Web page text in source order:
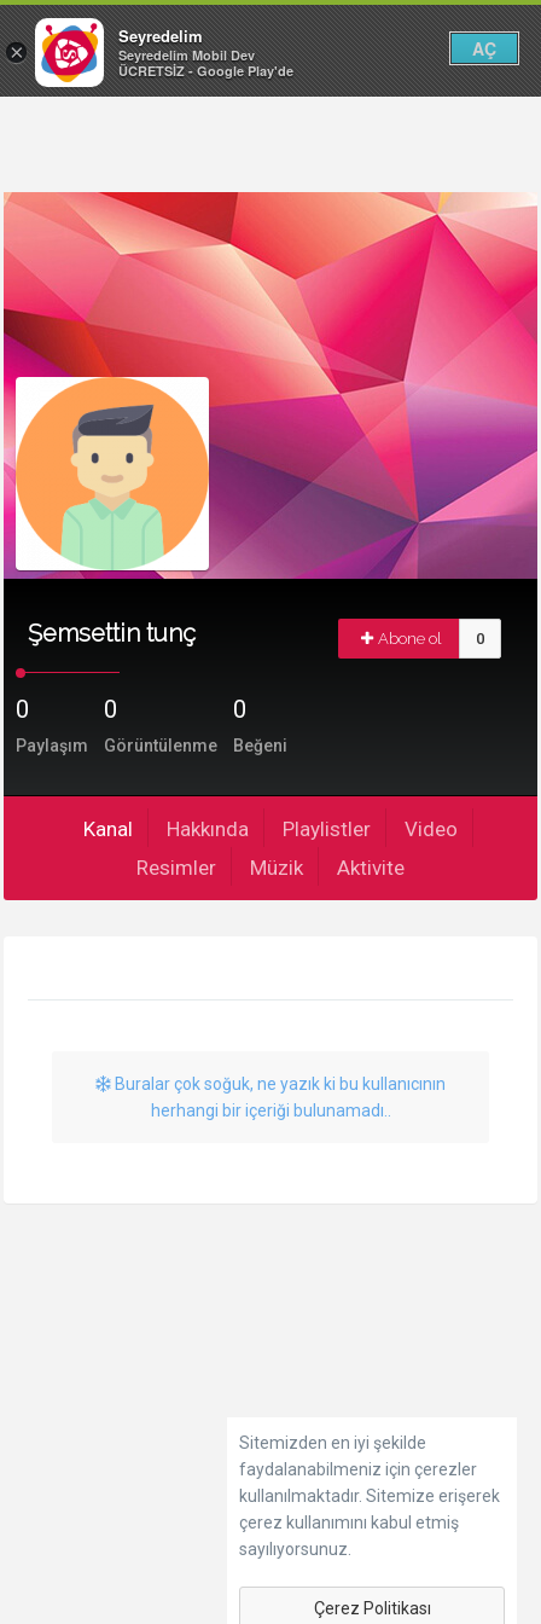
Şemsettin tunç Abone ol 0
0
Paylaşım
0
Görüntülenme
0
Beğeni
Kanal Hakkında Playlistler
Video
Resimler
Müzik Aktivite
Buralar çok soğuk, ne yazık ki bu kullanıcının
herhangi bir içeriği bulunamadı..
Sitemizden en iyi şekilde
faydalanabilmeniz için çerezler
kullanılmaktadır. Sitemize erişerek
çerez kullanımını kabul etmiş
sayılıyorsunuz.
Çerez Politikası
×
Seyredelim
Seyredelim Mobil Dev
ÜCRETSİZ - Google Play'de
AÇ